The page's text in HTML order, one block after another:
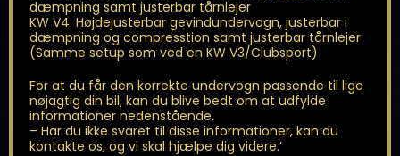
dæmpning samt justerbar tårnlejer
KW V4: Højdejusterbar gevindundervogn, justerbar i
dæmpning og compresstion samt justerbar tårnlejer
(Samme setup som ved en KW V3/Clubsport)
For at du får den korrekte undervogn passende til lige
nøjagtig din bil, kan du blive bedt om at udfylde
informationer nedenstående.
– Har du ikke svaret til disse informationer, kan du
kontakte os, og vi skal hjælpe dig videre.’